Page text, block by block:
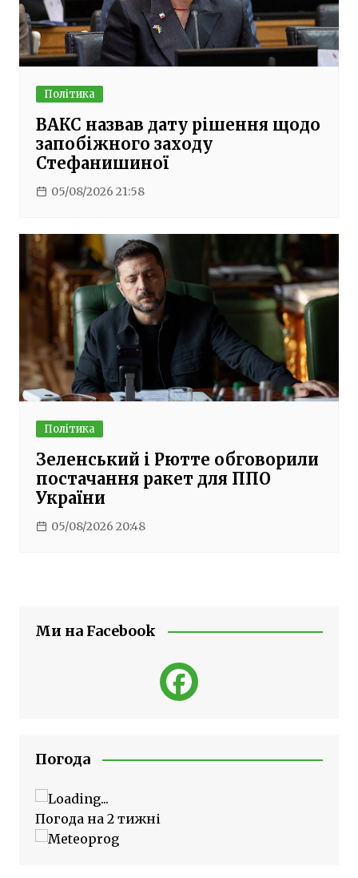
Політика
ВАКС назвав дату рішення щодо
запобіжного заходу
Стефанишиної
05/08/2026 21:58
Політика
Зеленський і Рютте обговорили
постачання ракет для ППО
України
05/08/2026 20:48
Ми на Facebook
Погода
Погода на 2 тижні